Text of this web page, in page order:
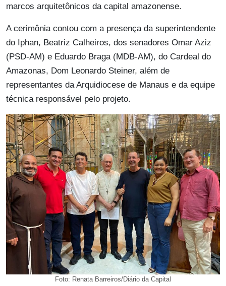
marcos arquitetônicos da capital amazonense.
A cerimônia contou com a presença da superintendente
do Iphan, Beatriz Calheiros, dos senadores Omar Aziz
(PSD-AM) e Eduardo Braga (MDB-AM), do Cardeal do
Amazonas, Dom Leonardo Steiner, além de
representantes da Arquidiocese de Manaus e da equipe
técnica responsável pelo projeto.
Foto: Renata Barreiros/Diário da Capital